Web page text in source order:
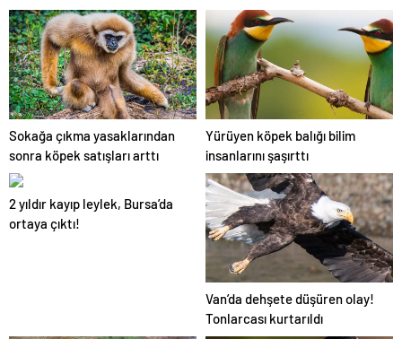
gitmeye hazır olun.
Geographic görüntüledi.
Sokağa çıkma yasaklarından
sonra köpek satışları arttı
Yürüyen köpek balığı bilim
insanlarını şaşırttı
2 yıldır kayıp leylek, Bursa’da
ortaya çıktı!
Van’da dehşete düşüren olay!
Tonlarcası kurtarıldı